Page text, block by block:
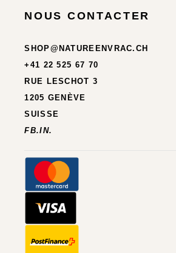
NOUS CONTACTER
SHOP@NATUREENVRAC.CH
+41 22 525 67 70
RUE LESCHOT 3
1205 GENÈVE
SUISSE
FB.IN.